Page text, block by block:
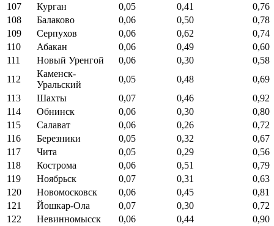
107
Курган 0,05 0,41
0,76
108
Балаково 0,06 0,50
0,78
109
Серпухов 0,06 0,62
0,74
110
Абакан 0,06 0,49
0,60
111
Новый Уренгой 0,06 0,30
0,58
112
Каменск-
Уральский
0,05 0,48
0,69
113
Шахты 0,07 0,46
0,92
114
Обнинск 0,06 0,30
0,80
115
Салават 0,06 0,26
0,72
116
Березники 0,05 0,32
0,67
117
Чита 0,05 0,29
0,56
118
Кострома 0,06 0,51
0,79
119
Ноябрьск 0,07 0,31
0,63
120
Новомосковск 0,06 0,45
0,81
121
Йошкар-Ола 0,07 0,30
0,72
122
Невинномысск 0,06 0,44
0,90